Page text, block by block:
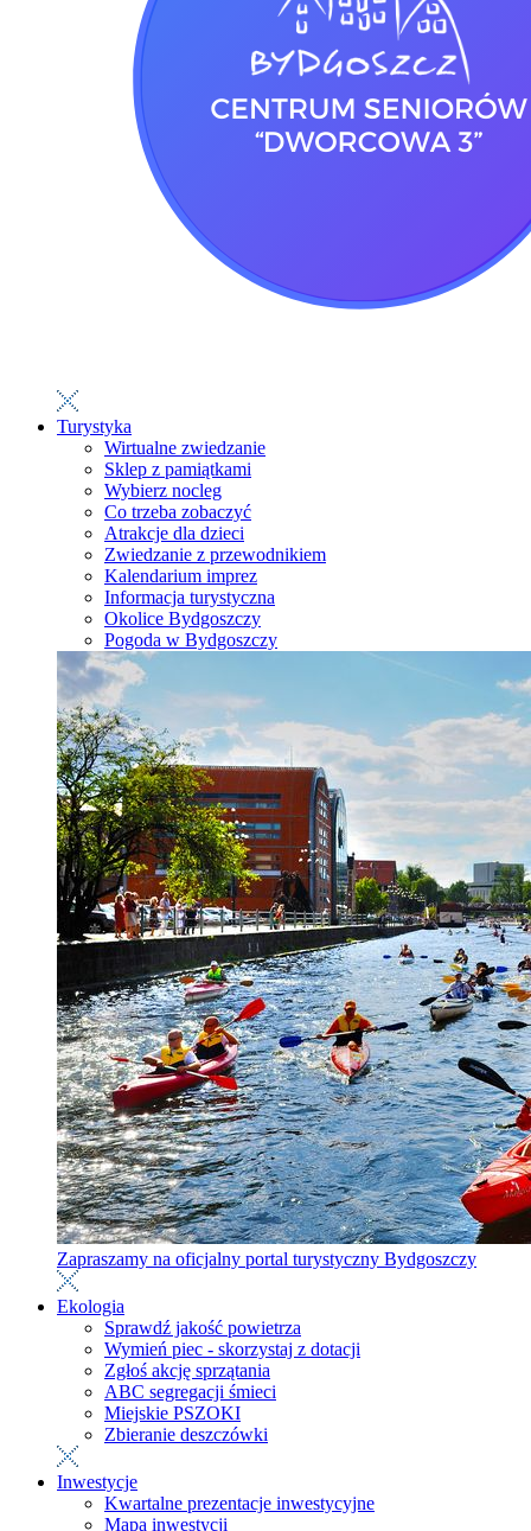
Turystyka
Wirtualne zwiedzanie
Sklep z pamiątkami
Wybierz nocleg
Co trzeba zobaczyć
Atrakcje dla dzieci
Zwiedzanie z przewodnikiem
Kalendarium imprez
Informacja turystyczna
Okolice Bydgoszczy
Pogoda w Bydgoszczy
Zapraszamy na oficjalny portal turystyczny Bydgoszczy
Ekologia
Sprawdź jakość powietrza
Wymień piec - skorzystaj z dotacji
Zgłoś akcję sprzątania
ABC segregacji śmieci
Miejskie PSZOKI
Zbieranie deszczówki
Inwestycje
Kwartalne prezentacje inwestycyjne
Mapa inwestycji